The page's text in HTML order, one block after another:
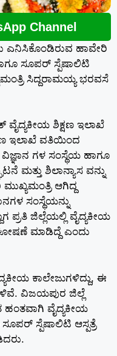
Channel
ಎನಿಸಿಕೊಂಡಿರುವ ಹಾವೇರಿ
ಸೂಪರ್ ಸ್ಪೆಷಾಲಿಟಿ
ಸಿದ್ದರಾಮಯ್ಯ ಭರವಸೆ
ವೈದ್ಯಕೀಯ ಶಿಕ್ಷಣ ಇಲಾಖೆ
ಇಲಾಖೆ ವತಿಯಿಂದ
ಗಳ ಸಂಸ್ಥೆಯ ಹಾಗೂ
ಮತ್ತು ಶಿಲಾನ್ಯಾಸ ವನ್ನು
ಆಗಿದ್ದ
ಸಂಸ್ಥೆಯನ್ನು
ಪ್ರತಿ ಜಿಲ್ಲೆಯಲ್ಲಿ ವೈದ್ಯಕೀಯ
ಮಾಡಿದ್ದೆ ಎಂದು
ಕಾಲೇಜುಗಳಿದ್ದು, ಈ
ವಿಜಯಪುರ ಜಿಲ್ಲೆ
ವೈದ್ಯಕೀಯ
ಸ್ಪೆಷಾಲಿಟಿ ಆಸ್ಪತ್ರೆ